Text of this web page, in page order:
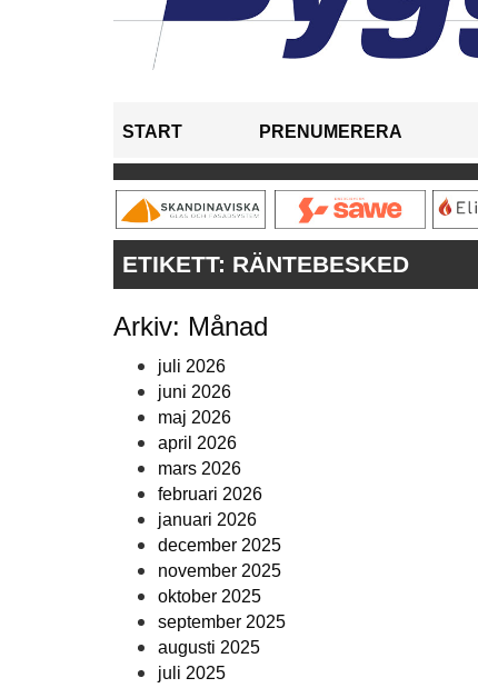
START PRENUMERERA
ETIKETT: RÄNTEBESKED
Arkiv: Månad
juli 2026
juni 2026
maj 2026
april 2026
mars 2026
februari 2026
januari 2026
december 2025
november 2025
oktober 2025
september 2025
augusti 2025
juli 2025